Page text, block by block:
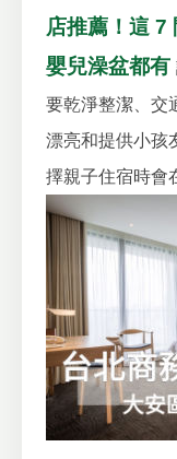
店推薦！這 7
嬰兒澡盆都有
要乾淨整潔、交
漂亮和提供小孩
擇親子住宿時會